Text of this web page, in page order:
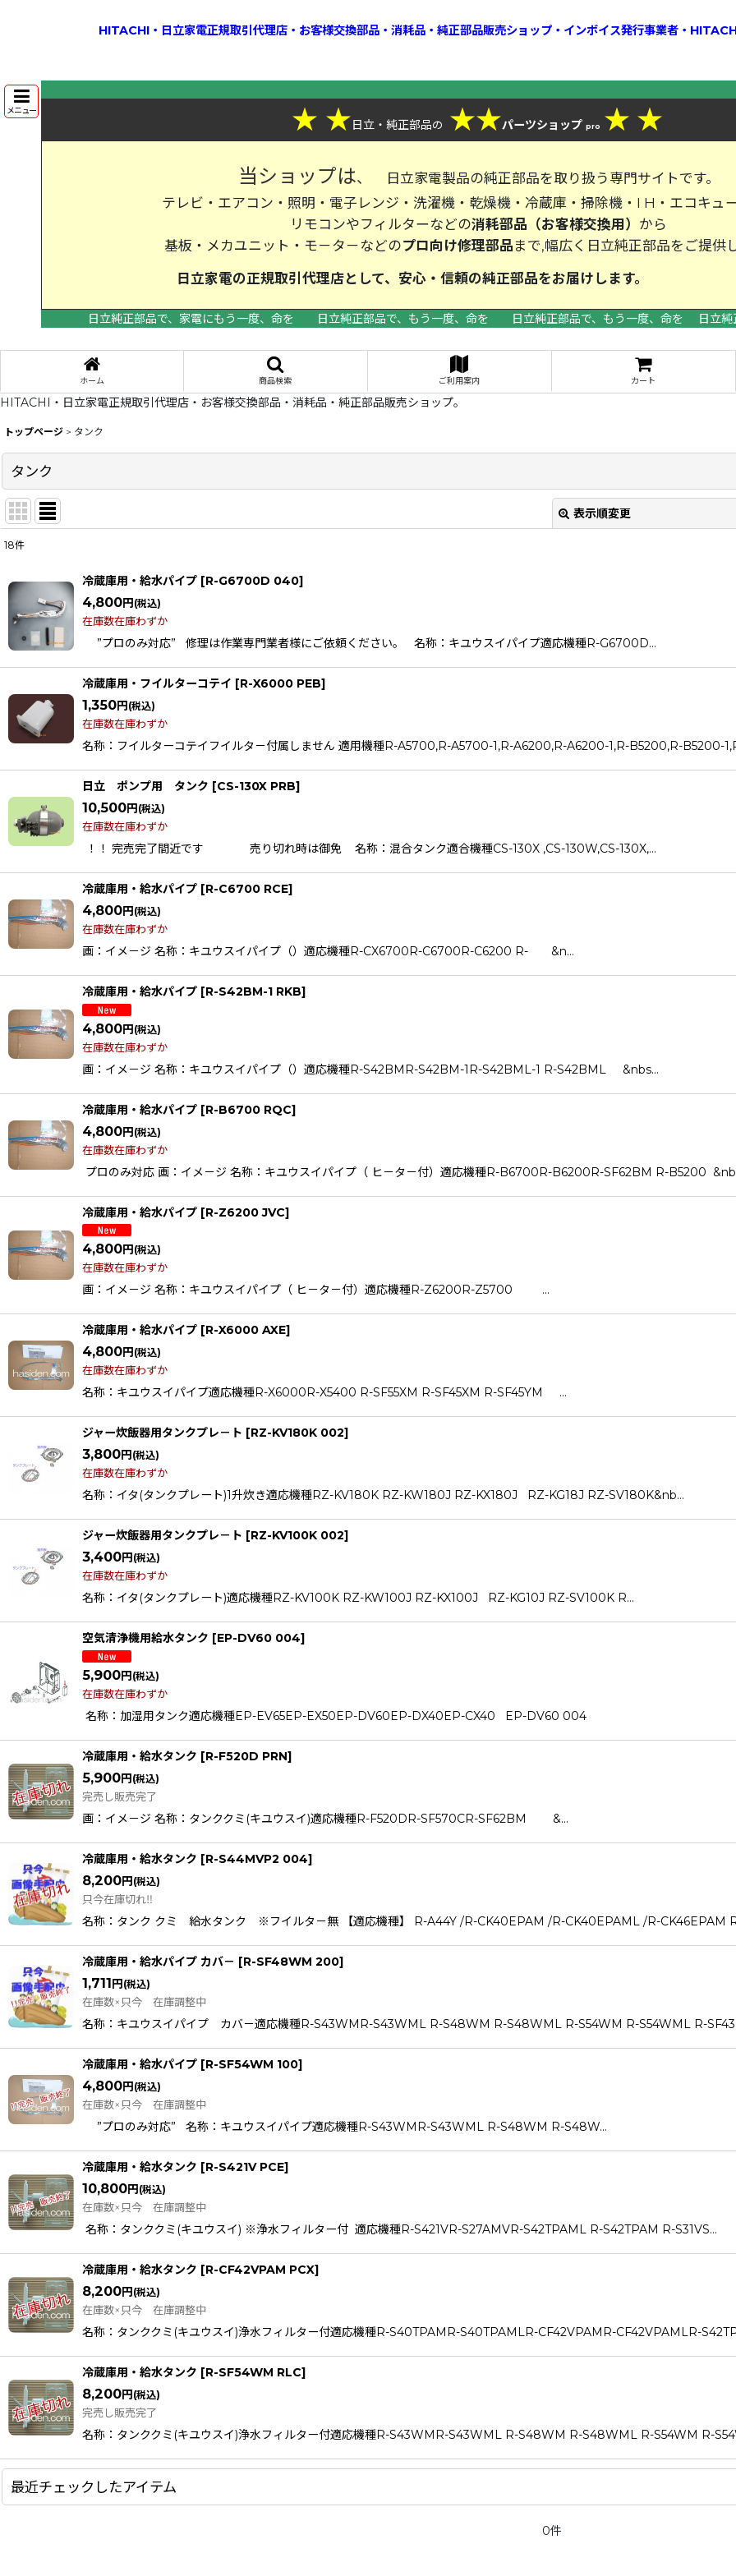
HITACHI・日立家電正規取引代理店・お客様交換部品・消耗品・純正部品販売ショップ・インボイス発行事業者・
メニュー ★ ★日立・純正部品の ★★パーツショップ pro ★ ★
当ショップは、
日立家電製品の純正部品を取り扱う専門サイトです。
テレビ・エアコン・照明・電子レンジ・洗濯機・乾燥機・冷蔵庫・掃除機・I H・エコキュ
リモコンやフィルターなどの消耗部品（お客様交換用） から
基板・メカユニット・モ－タ－などのプロ向け修理部品 まで,幅広く日立純正部品をご提供
日立家電の正規取引代理店として、安心・信頼の純正部品をお届
日立純正部品で、家電にもう一度、命を
日立純正部品で、もう一度、命を 日立純正部品で、もう一度、命を 日立純
ホーム 商品検索 ご利用案内 カート
HITACHI・日立家電正規取引代理店・お客様交換部品・消耗品・純正部品販売ショップ。
トップページ > タンク
タンク
表示順変更
在庫あり
並び順
18件
冷蔵庫用・給水パイプ [R-G6700D 040]
4,800円 (税込)
在庫数在庫わずか
”プロのみ対応” 修理は作業専門業者様にご依頼ください。 名称：キユウスイパイプ適応機種R-G6700D…
冷蔵庫用・フイルターコテイ [R-X6000 PEB]
1,350円 (税込)
在庫数在庫わずか
名称：フイルターコテイフイルタ－付属しません 適用機種R-A5700,R-A5700-1,R-A6200,R-A6200-1,R-B5200,R-B5200-
日立 ポンプ用 タンク [CS-130X PRB]
10,500円 (税込)
在庫数在庫わずか
！！ 完売完了間近です 売り切れ時は御免 名称：混合タンク適合機種CS-130X ,CS-130W,CS-130X,…
冷蔵庫用・給水パイプ [R-C6700 RCE]
4,800円 (税込)
在庫数在庫わずか
画：イメ－ジ 名称：キユウスイパイプ（）適応機種R-CX6700R-C6700R-C6200 R- &n…
冷蔵庫用・給水パイプ [R-S42BM-1 RKB]
4,800円(税込)
在庫数在庫わずか
画：イメ－ジ 名称：キユウスイパイプ（）適応機種R-S42BMR-S42BM-1R-S42BML-1 R-S42BML &nbs…
冷蔵庫用・給水パイプ [R-B6700 RQC]
4,800円(税込)
在庫数在庫わずか
プロのみ対応 画：イメ－ジ 名称：キユウスイパイプ（ ヒ－タ－付）適応機種R-B6700R-B6200R-SF62BM R-B5200
冷蔵庫用・給水パイプ [R-Z6200 JVC]
4,800円 (税込)
在庫数在庫わずか
画：イメ－ジ 名称：キユウスイパイプ（ ヒ－タ－付）適応機種R-Z6200R-Z5700 …
冷蔵庫用・給水パイプ [R-X6000 AXE]
4,800円 (税込)
在庫数在庫わずか
名称：キユウスイパイプ適応機種R-X6000R-X5400 R-SF55XM R-SF45XM R-SF45YM …
ジャー炊飯器用タンクプレ－ト [RZ-KV180K 002]
3,800円 (税込)
在庫数在庫わずか
名称：イタ(タンクプレート)1升炊き適応機種RZ-KV180K RZ-KW180J RZ-KX180J RZ-KG18J RZ-SV180K&nb…
ジャー炊飯器用タンクプレ－ト [RZ-KV100K 002]
3,400円 (税込)
在庫数在庫わずか
名称：イタ(タンクプレート)適応機種RZ-KV100K RZ-KW100J RZ-KX100J RZ-KG10J RZ-SV100K R…
空気清浄機用給水タンク [EP-DV60 004]
5,900円 (税込)
在庫数在庫わずか
名称：加湿用タンク適応機種EP-EV65EP-EX50EP-DV60EP-DX40EP-CX40 EP-DV60 004
冷蔵庫用・給水タンク [R-F520D PRN]
5,900円 (税込)
完売し販売完了
画：イメ－ジ 名称：タンククミ(キユウスイ)適応機種R-F520DR-SF570CR-SF62BM &…
冷蔵庫用・給水タンク [R-S44MVP2 004]
8,200円 (税込)
只今在庫切れ‼
名称：タンク クミ 給水タンク ※フイルタ－無 【適応機種】 R-A44Y /R-CK40EPAM /R-CK40EPAML /R-CK46EPAM
冷蔵庫用・給水パイプ カバ－ [R-SF48WM 200]
1,711円 (税込)
在庫数×只今 在庫調整中
名称：キユウスイパイプ カバ－適応機種R-S43WMR-S43WML R-S48WM R-S48WML R-S54WM R-S54WML R-
冷蔵庫用・給水パイプ [R-SF54WM 100]
4,800円 (税込)
在庫数×只今 在庫調整中
”プロのみ対応” 名称：キユウスイパイプ適応機種R-S43WMR-S43WML R-S48WM R-S48W…
冷蔵庫用・給水タンク [R-S421V PCE]
10,800円 (税込)
在庫数×只今 在庫調整中
名称：タンククミ(キユウスイ) ※浄水フィルター付 適応機種R-S421VR-S27AMVR-S42TPAML R-S42TPAM R-S31VS…
冷蔵庫用・給水タンク [R-CF42VPAM PCX]
8,200円 (税込)
在庫数×只今 在庫調整中
名称：タンククミ(キユウスイ)浄水フィルター付適応機種R-S40TPAMR-S40TPAMLR-CF42VPAMR-CF42VPAMLR-
冷蔵庫用・給水タンク [R-SF54WM RLC]
8,200円 (税込)
完売し販売完了
名称：タンククミ(キユウスイ)浄水フィルター付適応機種R-S43WMR-S43WML R-S48WM R-S48WML R-S54WM R-
最近チェックしたアイテム
0件